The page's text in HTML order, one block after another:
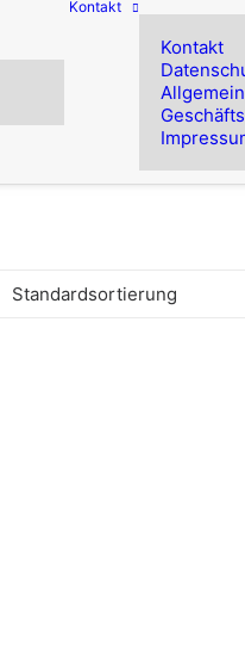
Kontakt
Kontakt